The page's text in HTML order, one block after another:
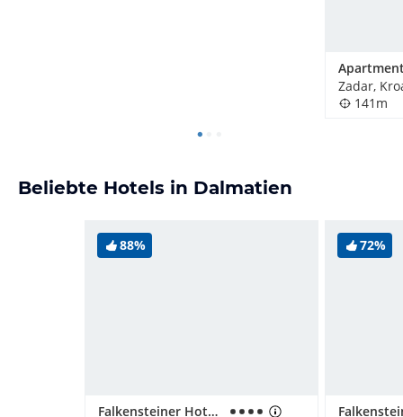
Zadar,
141m
Beliebte Hotels in Dalmatien
88%
Falkensteiner Hotel Adriana
72%